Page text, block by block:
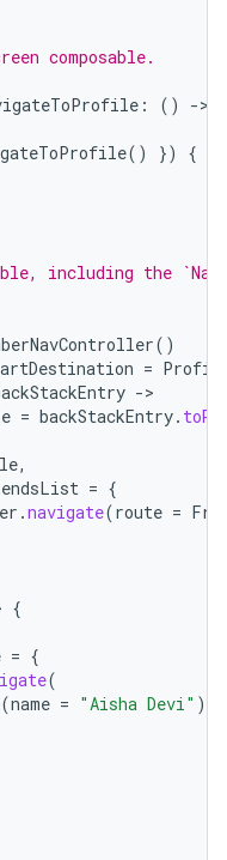
composable.
: () ->
() })
{
including the
()
=
-
= backStackEntry.
,
= {
.navigate(route =
{
= {
(
(name = "Aisha Devi" )